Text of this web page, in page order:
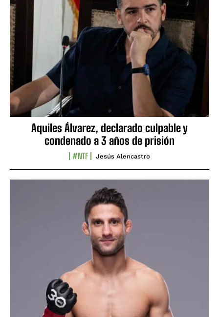
Aquiles Álvarez, declarado culpable y
condenado a 3 años de prisión
#NTF Jesús Alencastro